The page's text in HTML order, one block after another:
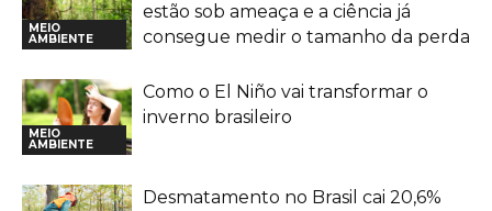
MEIO
AMBIENTE
estão sob ameaça e a ciência já
consegue medir o tamanho da perda
MEIO
AMBIENTE
Como o El Niño vai transformar o
inverno brasileiro
Desmatamento no Brasil cai 20,6%